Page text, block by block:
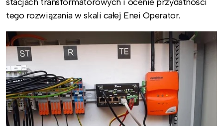
tego rozwiązania w skali całej Enei Operator.